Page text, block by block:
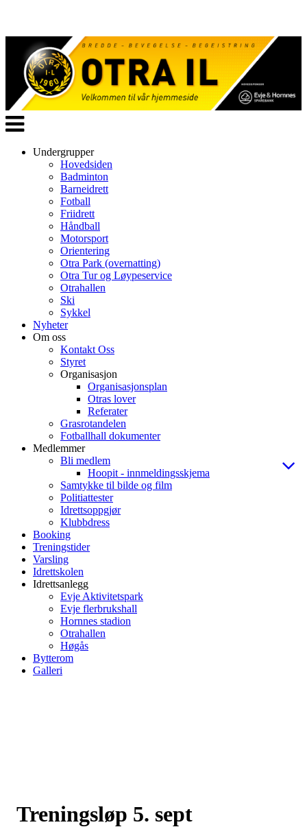
Veksle
navigasjon
Undergrupper
Hovedsiden
Badminton
Barneidrett
Fotball
Friidrett
Håndball
Motorsport
Orientering
Otra Park (overnatting)
Otra Tur og Løypeservice
Otrahallen
Ski
Sykkel
Nyheter
Om oss
Kontakt Oss
Styret
Organisasjon
Organisasjonsplan
Otras lover
Referater
Grasrotandelen
Fotballhall dokumenter
Medlemmer
Bli medlem
Hoopit - innmeldingsskjema
Samtykke til bilde og film
Politiattester
Idrettsoppgjør
Klubbdress
Booking
Treningstider
Varsling
Idrettskolen
Idrettsanlegg
Evje Aktivitetspark
Evje flerbrukshall
Hornnes stadion
Otrahallen
Høgås
Bytterom
Galleri
Treningsløp 5. sept